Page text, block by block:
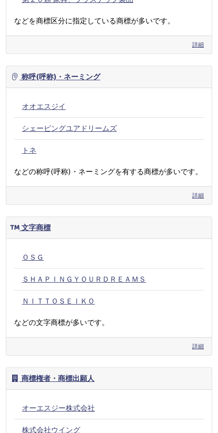
などを商標区分に指定している商標が多いです。
詳細
称呼(呼称)・ネーミング
オオエスジイ
シェーピングユアドリームズ
トネ
などの称呼(呼称)・ネーミングを有する商標が多いです。
詳細
文字商標
ＯＳＧ
ＳＨＡＰＩＮＧＹＯＵＲＤＲＥＡＭＳ
ＮＩＴＴＯＳＥＩＫＯ
などの文字商標が多いです。
詳細
商標権者・商標出願人
オーエスジー株式会社
株式会社ウイング